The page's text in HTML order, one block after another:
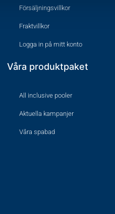
Försäljningsvillkor
Fraktvillkor
Logga in på mitt konto
Våra produktpaket
All inclusive pooler
Aktuella kampanjer
Våra spabad